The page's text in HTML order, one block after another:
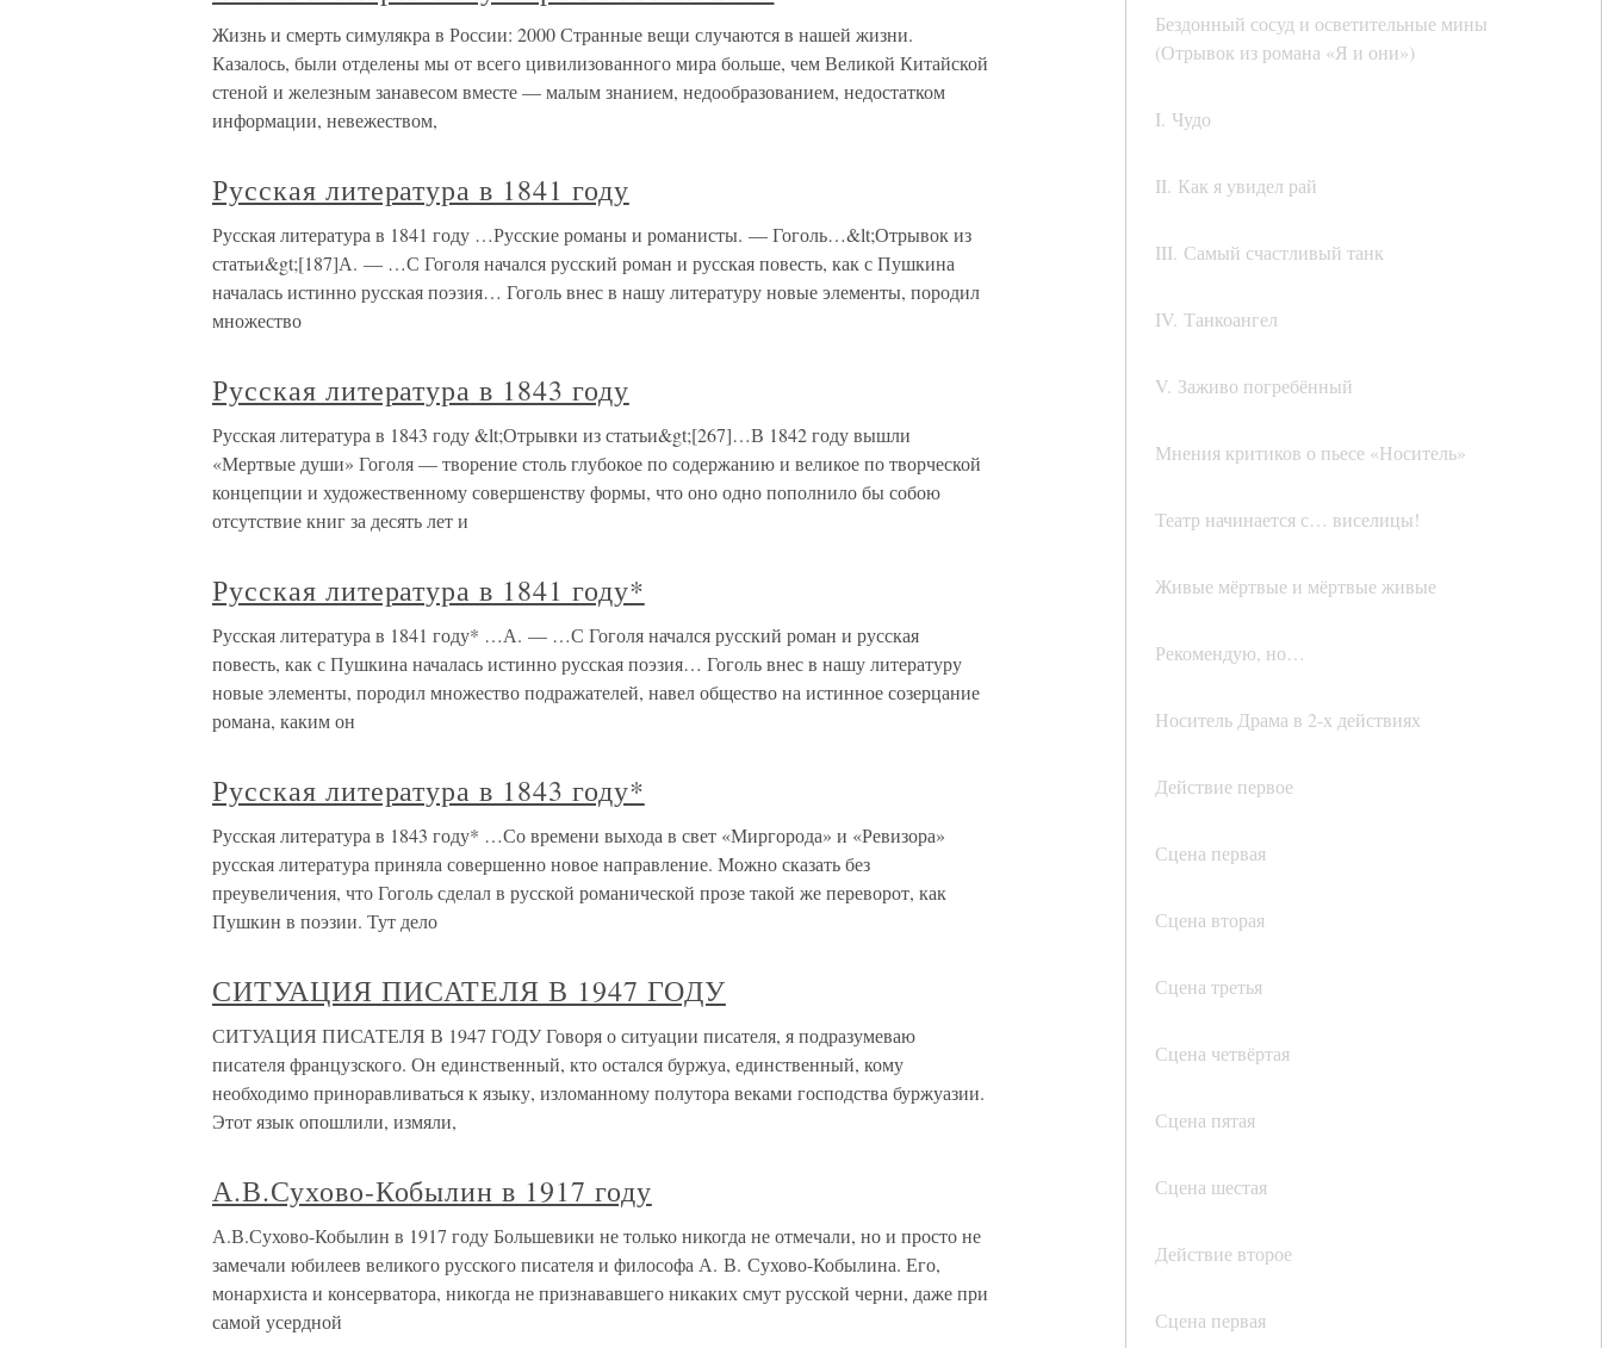
Бездонный сосуд и осветительные мины
(Отрывок из романа «Я и они»)
I. Чудо
II. Как я увидел рай
III. Самый счастливый танк
IV. Танкоангел
V. Заживо погребённый
Мнения критиков о пьесе «Носитель»
Театр начинается с… виселицы!
Живые мёртвые и мёртвые живые
Рекомендую, но…
Носитель Драма в 2-х действиях
Действие первое
Сцена первая
Сцена вторая
Сцена третья
Сцена четвёртая
Сцена пятая
Сцена шестая
Действие второе
Сцена первая
Жизнь и смерть симулякра в России: 2000 Странные вещи случаются в нашей жизни.
Казалось, были отделены мы от всего цивилизованного мира больше, чем Великой Китайской
стеной и железным занавесом вместе — малым знанием, недообразованием, недостатком
информации, невежеством,
Русская литература в 1841 году
Русская литература в 1841 году …Русские романы и романисты. — Гоголь…&lt;Отрывок из
статьи&gt;[187]А. — …С Гоголя начался русский роман и русская повесть, как с Пушкина
началась истинно русская поэзия… Гоголь внес в нашу литературу новые элементы, породил
множество
Русская литература в 1843 году
Русская литература в 1843 году &lt;Отрывки из статьи&gt;[267]…В 1842 году вышли
«Мертвые души» Гоголя — творение столь глубокое по содержанию и великое по творческой
концепции и художественному совершенству формы, что оно одно пополнило бы собою
отсутствие книг за десять лет и
Русская литература в 1841 году*
Русская литература в 1841 году* …А. — …С Гоголя начался русский роман и русская
повесть, как с Пушкина началась истинно русская поэзия… Гоголь внес в нашу литературу
новые элементы, породил множество подражателей, навел общество на истинное созерцание
романа, каким он
Русская литература в 1843 году*
Русская литература в 1843 году* …Со времени выхода в свет «Миргорода» и «Ревизора»
русская литература приняла совершенно новое направление. Можно сказать без
преувеличения, что Гоголь сделал в русской романической прозе такой же переворот, как
Пушкин в поэзии. Тут дело
СИТУАЦИЯ ПИСАТЕЛЯ В 1947 ГОДУ
СИТУАЦИЯ ПИСАТЕЛЯ В 1947 ГОДУ Говоря о ситуации писателя, я подразумеваю
писателя французского. Он единственный, кто остался буржуа, единственный, кому
необходимо приноравливаться к языку, изломанному полутора веками господства буржуазии.
Этот язык опошлили, измяли,
А.В.Сухово-Кобылин в 1917 году
А.В.Сухово-Кобылин в 1917 году Большевики не только никогда не отмечали, но и просто не
замечали юбилеев великого русского писателя и философа А. В. Сухово-Кобылина. Его,
монархиста и консерватора, никогда не признававшего никаких смут русской черни, даже при
самой усердной